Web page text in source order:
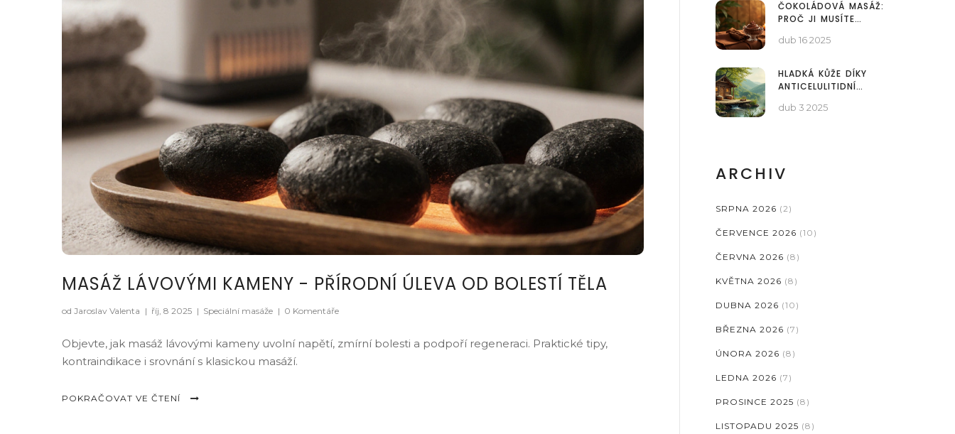
MASÁŽ LÁVOVÝMI KAMENY - PŘÍRODNÍ ÚLEVA OD BOLESTÍ TĚLA
od Jaroslav Valenta | říj, 8 2025 | Speciální masáže | 0 Komentáře
Objevte, jak masáž lávovými kameny uvolní napětí, zmírní bolesti a podpoří regeneraci. Praktické tipy,
kontraindikace i srovnání s klasickou masáží.
POKRAČOVAT VE ČTENÍ
ČOKOLÁDOVÁ MASÁŽ:
PROČ JI MUSÍTE
dub 16 2025
HLADKÁ KŮŽE DÍKY
ANTICELULITIDNÍ
dub 3 2025
ARCHIV
SRPNA 2026 (2)
ČERVENCE 2026 (10)
ČERVNA 2026 (8)
KVĚTNA 2026 (8)
DUBNA 2026 (10)
BŘEZNA 2026 (7)
ÚNORA 2026 (8)
LEDNA 2026 (7)
PROSINCE 2025 (8)
LISTOPADU 2025 (8)